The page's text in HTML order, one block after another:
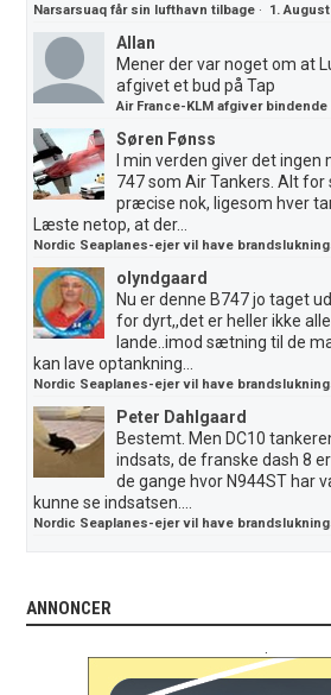
Narsarsuaq får sin lufthavn tilbage · 1. August
Allan
Mener der var noget om at
afgivet et bud på Tap
Air France-KLM afgiver bindende
Søren Fønss
I min verden giver det ingen
747 som Air Tankers. Alt
præcise nok, ligesom hver
Læste netop, at der...
Nordic Seaplanes-ejer vil have
olyndgaard
Nu er denne B747 jo taget
for dyrt,,det er heller ikke
lande..imod sætning til de
kan lave optankning...
Nordic Seaplanes-ejer vil have
Peter Dahlgaard
Bestemt. Men DC10
indsats, de franske dash 8
de gange hvor N944ST har
kunne se indsatsen....
Nordic Seaplanes-ejer vil have
ANNONCER